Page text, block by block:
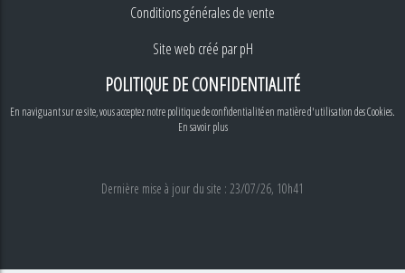
Conditions générales de vente
Site web créé parpH
POLITIQUE DE CONFIDENTIALITÉ
En naviguant sur ce site, vous acceptez notre politique de confidentialité en matière d'utilisation des Cookies.
En savoir plus
Dernière mise à jour du site : 23/07/26, 10h41